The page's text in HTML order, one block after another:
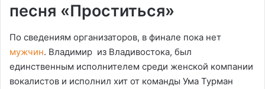
песня «Проститься»
По сведениям организаторов, в финале пока нет
мужчин. Владимир из Владивостока, был
единственным исполнителем среди женской компании
вокалистов и исполнил хит от команды Ума Турман